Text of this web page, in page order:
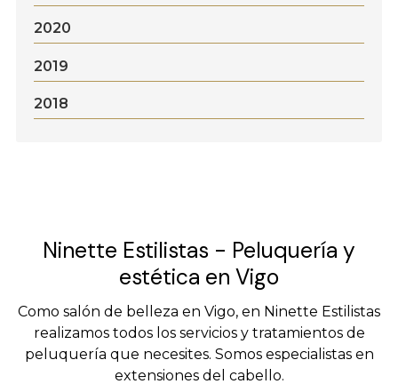
2020
2019
2018
Ninette Estilistas - Peluquería y
estética en Vigo
Como salón de belleza en Vigo, en Ninette Estilistas
realizamos todos los servicios y tratamientos de
peluquería que necesites. Somos especialistas en
extensiones del cabello.